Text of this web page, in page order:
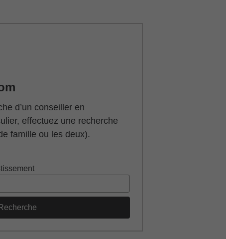
d’un conseiller en
effectuez une recherche
famille ou les deux).
Recherche